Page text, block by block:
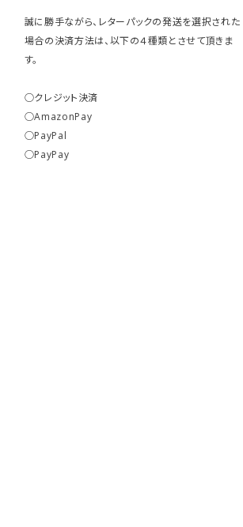
誠に勝手ながら、レターパックの発送を選択された
場合の決済方法は、以下の４種類とさせて頂きま
す。
○クレジット決済
○AmazonPay
○PayPal
○PayPay